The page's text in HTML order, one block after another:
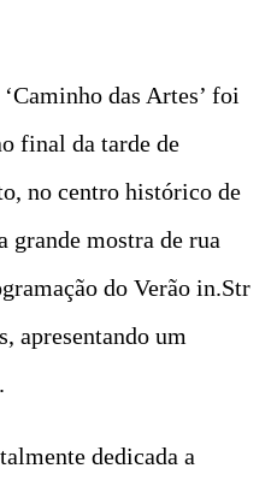
das Artes’ foi
final da tarde de
no centro histórico de
grande mostra de rua
do Verão in.Str
apresentando um
dedicada a